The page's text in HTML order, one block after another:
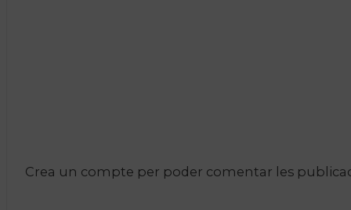
Crea un compte per poder comentar les